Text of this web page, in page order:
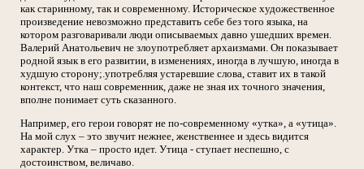
как старинному, так и современному. Историческое художественное
произведение невозможно представить себе без того языка, на
котором разговаривали люди описываемых давно ушедших времен.
Валерий Анатольевич не злоупотребляет архаизмами. Он показывает
родной язык в его развитии, в изменениях, иногда в лучшую, иногда в
худшую сторону;.употребляя устаревшие слова, ставит их в такой
контекст, что наш современник, даже не зная их точного значения,
вполне понимает суть сказанного.
Например, его герои говорят не по-современному «утка», а «утица».
На мой слух – это звучит нежнее, женственнее и здесь видится
характер. Утка – просто идет. Утица - ступает неспешно, с
достоинством, величаво.